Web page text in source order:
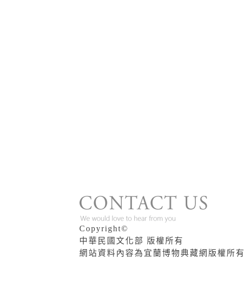
版權說明
Copyright©
中華民國文化部 版權所有
網站資料內容為宜蘭博物典藏網版權所有